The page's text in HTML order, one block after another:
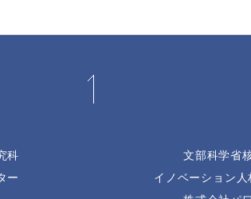
科
文部科学省
ー
イノベーション